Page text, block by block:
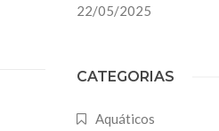
22/05/2025
CATEGORIAS
Aquáticos